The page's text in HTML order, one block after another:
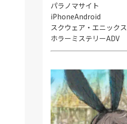
パラノマサイト
iPhoneAndroid
スクウェア・エニックス
ホラーミステリーADV